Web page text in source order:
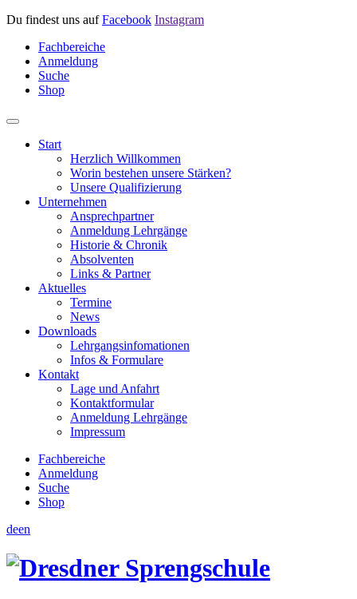
Du findest uns aufFacebook Instagram
Fachbereiche
Anmeldung
Suche
Shop
Start
Herzlich Willkommen
Worin bestehen unsere Stärken?
Unsere Qualifizierung
Unternehmen
Ansprechpartner
Anmeldung Lehrgänge
Historie & Chronik
Absolventen
Links & Partner
Aktuelles
Termine
News
Downloads
Lehrgangsinfomationen
Infos & Formulare
Kontakt
Lage und Anfahrt
Kontaktformular
Anmeldung Lehrgänge
Impressum
Fachbereiche
Anmeldung
Suche
Shop
deen